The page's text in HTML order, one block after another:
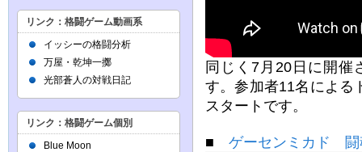
同じく7月20日に開催
す。参加者11名による
スタートです。
■ ゲーセンミカド
リンク：格闘ゲーム動画系
イッシーの格闘分析
万屋・乾坤一擲
光部蒼人の対戦日記
リンク：格闘ゲーム個別
Blue Moon